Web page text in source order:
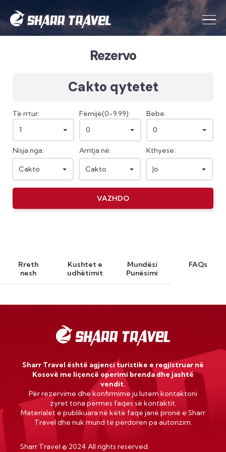
Rezervo
Cakto qytetet
Të rrtur: Fëmijë(0-9.99):
Bebe:
1
0 0
Nisja nga: Arritja në: Kthyese:
Cakto Cakto Jo
VAZHDO
Rreth
nesh
Kushtet e
udhëtimit
Mundësi
Punësimi
FAQs
Sharr Travel është agjenci turistike e regjistruar në
Kosovë me liçencë operimi brenda dhe jashtë
vendit.
Për rezervime dhe konfirmime ju lutem kontaktoni
zyret tona përmes faqes së kontaktit.
Materialet e publikuara në këtë faqe janë pronë e Sharr
Travel dhe nuk mund të përdoren pa autorizim.
Sharr Travel © 2024 All rights reserved.